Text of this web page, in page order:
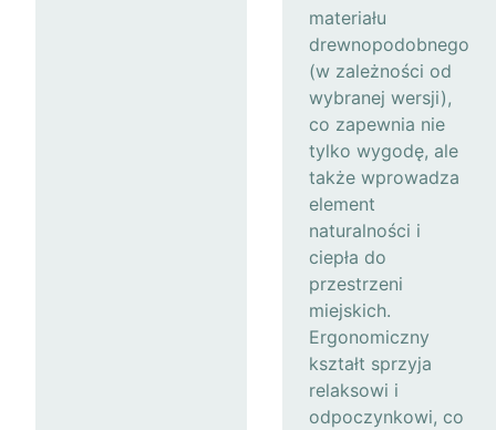
materiału
drewnopodobnego
(w zależności od
wybranej wersji),
co zapewnia nie
tylko wygodę, ale
także wprowadza
element
naturalności i
ciepła do
przestrzeni
miejskich.
Ergonomiczny
kształt sprzyja
relaksowi i
odpoczynkowi, co